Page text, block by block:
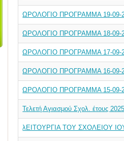
ΩΡΟΛΟΓΙΟ ΠΡΟΓΡΑΜΜΑ 19-09-
ΩΡΟΛΟΓΙΟ ΠΡΟΓΡΑΜΜΑ 18-09-
ΩΡΟΛΟΓΙΟ ΠΡΟΓΡΑΜΜΑ 17-09-
ΩΡΟΛΟΓΙΟ ΠΡΟΓΡΑΜΜΑ 16-09-
ΩΡΟΛΟΓΙΟ ΠΡΟΓΡΑΜΜΑ 15-09-
Τελετή Αγιασμού Σχολ. έτους
λΕΙΤΟΥΡΓΙΑ ΤΟΥ ΣΧΟΛΕΙΟΥ